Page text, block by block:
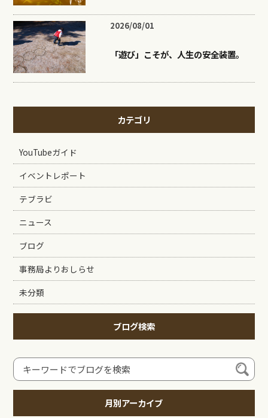
2026/08/01
「遊び」こそが、人生の安全装置。
カテゴリ
YouTubeガイド
イベントレポート
テブラビ
ニュース
ブログ
事務局よりおしらせ
未分類
ブログ検索
月別アーカイブ